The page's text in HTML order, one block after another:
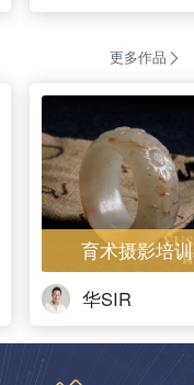
更多作品
育术摄影培
华SIR